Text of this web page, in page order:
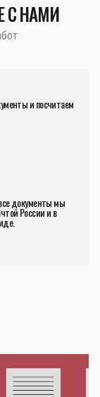
С НАМИ
и посчитаем
документы мы
России и в